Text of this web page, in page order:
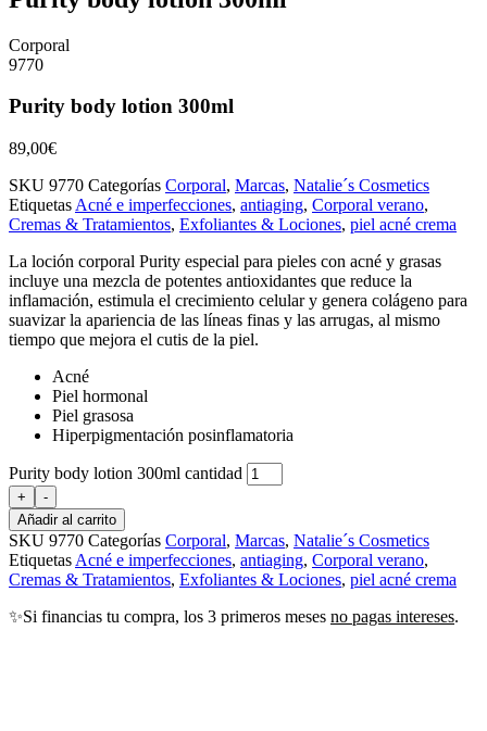
Corporal
9770
Purity body lotion 300ml
89,00€
SKU 9770 Categorías Corporal, Marcas, Natalie´s Cosmetics
Etiquetas Acné e imperfecciones, antiaging, Corporal verano,
Cremas & Tratamientos, Exfoliantes & Lociones, piel acné crema
La loción corporal Purity especial para pieles con acné y grasas
incluye una mezcla de potentes antioxidantes que reduce la
inflamación, estimula el crecimiento celular y genera colágeno para
suavizar la apariencia de las líneas finas y las arrugas, al mismo
tiempo que mejora el cutis de la piel.
Acné
Piel hormonal
Piel grasosa
Hiperpigmentación posinflamatoria
Purity body lotion 300ml cantidad
+
-
Añadir al carrito
SKU 9770 Categorías Corporal, Marcas, Natalie´s Cosmetics
Etiquetas Acné e imperfecciones, antiaging, Corporal verano,
Cremas & Tratamientos, Exfoliantes & Lociones, piel acné crema
✨Si financias tu compra, los 3 primeros meses no pagas intereses.